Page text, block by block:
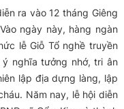
ra vào 12 tháng Giêng
ngày này, hàng ngàn
lễ Giỗ Tổ nghề truyền
ý nghĩa tưởng nhớ, tri ân
lập địa dựng làng, lập
Năm nay, lễ hội diễn